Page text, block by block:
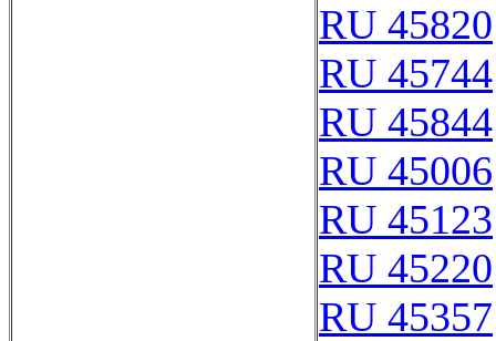
RU 45820
RU 45744
RU 45844
RU 45006
RU 45123
RU 45220
RU 45357